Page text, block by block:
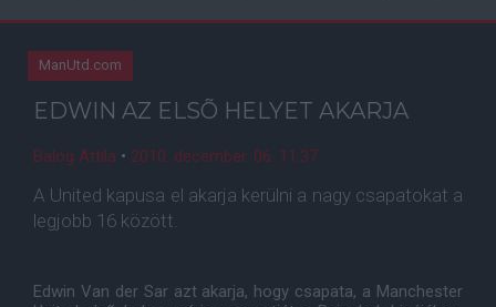
ManUtd.com
EDWIN AZ ELSÕ HELYET AKARJA
Balog Attila • 2010. december. 06. 11:37
A United kapusa el akarja kerülni a nagy csapatokat a
legjobb 16 között.
Edwin Van der Sar azt akarja, hogy csapata, a Manchester